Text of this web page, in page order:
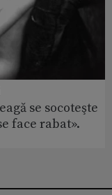
se socoteşte
face rabat».